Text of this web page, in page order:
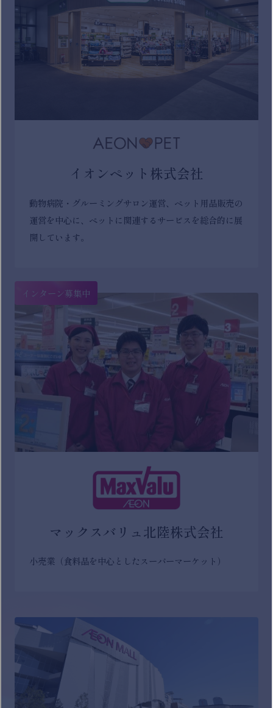
イオンペット株式会社
動物病院・グルーミングサロン運営、ペット用品販売の
運営を中心に、ペットに関連するサービスを総合的に展
開しています。
インターン募集中
マックスバリュ北陸株式会社
小売業（食料品を中心としたスーパーマーケット）